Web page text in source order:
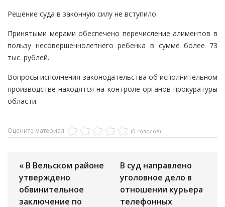
Решение суда в законную силу не вступило.
Принятыми мерами обеспечено перечисление алиментов в
пользу несовершеннолетнего ребенка в сумме более 73
тыс. рублей.
Вопросы исполнения законодательства об исполнительном
производстве находятся на контроле органов прокуратуры
области.
Оцените материал (0 голосов)
« В Вельском районе
утверждено
обвинительное
заключение по
В суд направлено
уголовное дело в
отношении курьера
телефонных